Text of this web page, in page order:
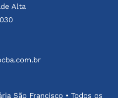
Alta
São Francisco • Todos os